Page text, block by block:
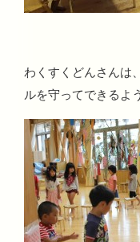
わくすくどんさんは
ルを守ってできるよ